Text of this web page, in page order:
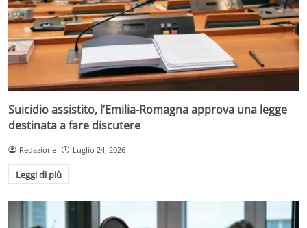
Suicidio assistito, l’Emilia-Romagna approva una legge
destinata a fare discutere
Redazione Luglio 24, 2026
Leggi di più